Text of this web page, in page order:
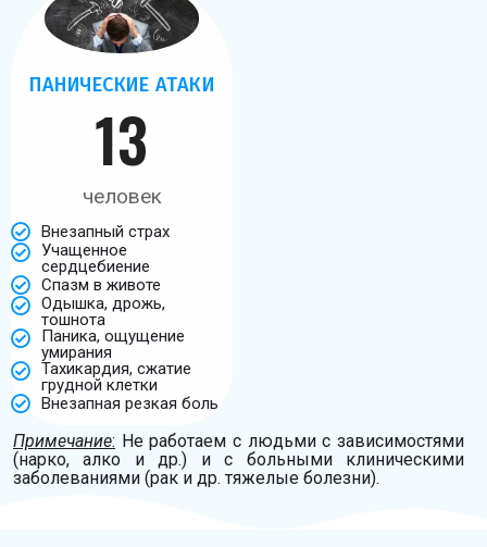
ПАНИЧЕСКИЕ АТАКИ
13
человек
Внезапный страх
Учащенное
сердцебиение
Спазм в животе
Одышка, дрожь,
тошнота
Паника, ощущение
умирания
Тахикардия, сжатие
грудной клетки
Внезапная резкая боль
Примечание: Не работаем с людьми с зависимостями
(нарко, алко и др.) и с больными клиническими
заболеваниями (рак и др. тяжелые болезни).